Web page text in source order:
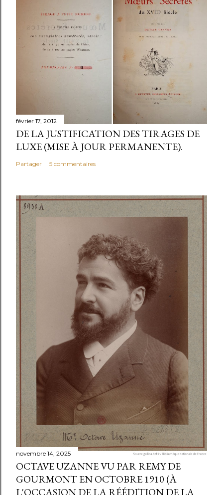
février 17, 2012
DE LA JUSTIFICATION DES TIRAGES DE
LUXE (MISE À JOUR PERMANENTE).
Partager 5 commentaires
novembre 14, 2025
OCTAVE UZANNE VU PAR REMY DE
GOURMONT EN OCTOBRE 1910 (À
L'OCCASION DE LA RÉÉDITION DE LA